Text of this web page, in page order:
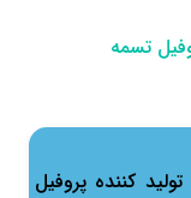
تسمه
كننده پروفیل